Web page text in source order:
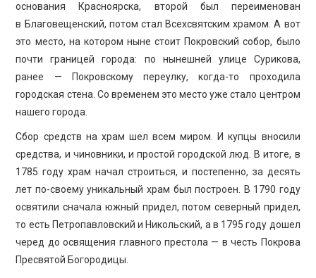
основания Красноярска, второй был переименован
в Благовещенский, потом стал Всехсвятским храмом. А вот
это место, на котором ныне стоит Покровский собор, было
почти границей города: по нынешней улице Сурикова,
ранее — Покровскому переулку, когда-то проходила
городская стена. Со временем это место уже стало центром
нашего города.
Сбор средств на храм шел всем миром. И купцы вносили
средства, и чиновники, и простой городской люд. В итоге, в
1785 году храм начал строиться, и постепенно, за десять
лет по-своему уникальный храм был построен. В 1790 году
освятили сначала южный придел, потом северный придел,
то есть Петропавловский и Никольский, а в 1795 году дошел
черед до освящения главного престола — в честь Покрова
Пресвятой Богородицы.